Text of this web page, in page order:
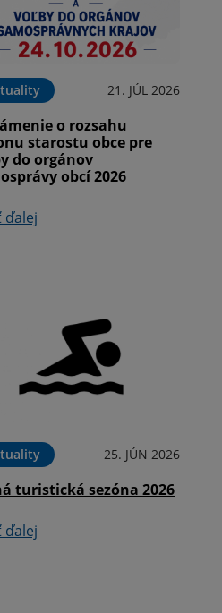
21. JÚL 2026
o rozsahu
starostu obce pre
do orgánov
obcí 2026
ďalej
25. JÚN 2026
turistická sezóna 2026
ďalej